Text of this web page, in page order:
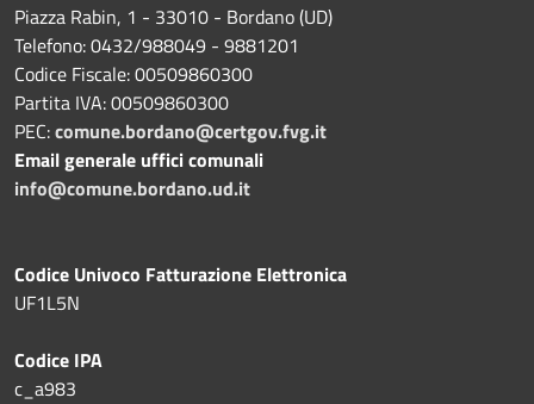
Piazza Rabin, 1 - 33010 - Bordano (UD)
Telefono: 0432/988049 - 9881201
Codice Fiscale: 00509860300
Partita IVA: 00509860300
PEC:comune.bordano@certgov.fvg.it
Email generale uffici comunali
info@comune.bordano.ud.it
Codice Univoco Fatturazione Elettronica
UF1L5N
Codice IPA
c_a983